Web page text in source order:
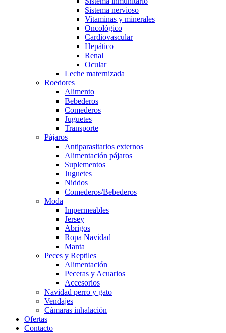
Sistema nervioso
Vitaminas y minerales
Oncológico
Cardiovascular
Hepático
Renal
Ocular
Leche maternizada
Roedores
Alimento
Bebederos
Comederos
Juguetes
Transporte
Pájaros
Antiparasitarios externos
Alimentación pájaros
Suplementos
Juguetes
Niddos
Comederos/Bebederos
Moda
Impermeables
Jersey
Abrigos
Ropa Navidad
Manta
Peces y Reptiles
Alimentación
Peceras y Acuarios
Accesorios
Navidad perro y gato
Vendajes
Cámaras inhalación
Ofertas
Contacto